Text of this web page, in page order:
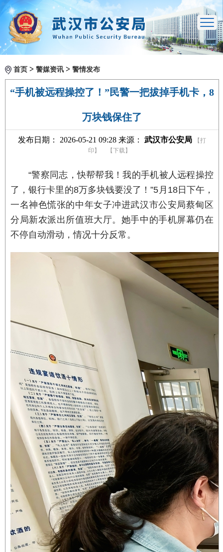
首页 > 警媒资讯 > 警情发布
“手机被远程操控了！”民警一把拔掉手机卡，8
万块钱保住了
发布日期： 2026-05-21 09:28 来源： 武汉市公安局
【打
印】
【下载】
“警察同志，快帮帮我！我的手机被人远程操控
了，银行卡里的8万多块钱要没了！”5月18日下午，
一名神色慌张的中年女子冲进武汉市公安局蔡甸区
分局新农派出所值班大厅。她手中的手机屏幕仍在
不停自动滑动，情况十分反常。